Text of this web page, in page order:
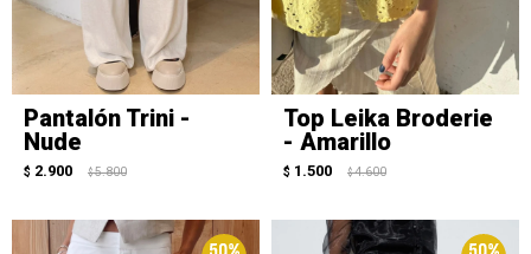
Pantalón Trini -
Nude
$ 2.900 $ 5.800
Top Leika Broderie
- Amarillo
$ 1.500 $ 4.600